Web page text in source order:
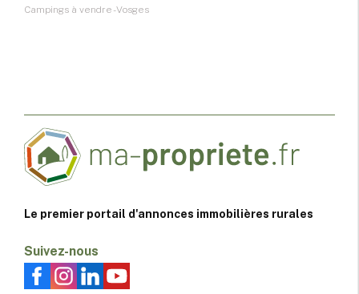
Campings à vendre - Vosges
Le premier portail d'annonces immobilières rurales
Suivez-nous